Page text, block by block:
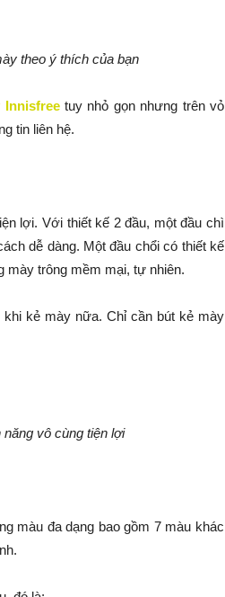
theo ý thích của bạn
Innisfreetuy nhỏ gọn nhưng trên vỏ
tin liên hệ.
lợi. Với thiết kế 2 đầu, một đầu chì
dễ dàng. Một đầu chổi có thiết kế
mày trông mềm mại, tự nhiên.
kẻ mày nữa. Chỉ cần bút kẻ mày
vô cùng tiện lợi
màu đa dạng bao gồm 7 màu khác